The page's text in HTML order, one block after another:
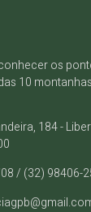
os
10
184 -
/ (32) 98406-